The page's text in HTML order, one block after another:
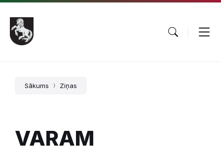
Pāriet
saturu
Skip
main
navigation
Skip
footer
Sākums Ziņas
VARAM